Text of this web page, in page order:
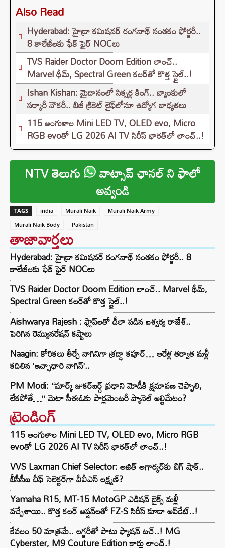
Also Read
Hyderabad: హైడ్రా కమిషనర్ రంగనాథ్ సంతకం ఫోర్జరీ..
8 కాలేజీలకు ఫేక్ ఫైర్ NOCలు
TVS Raider Doctor Doom Edition లాంచ్..
Marvel థీమ్, Spectral Green కలర్‌తో కొత్త స్టైల్..!
Ishan Kishan: మైదానంలో సిక్సర్ల కింగ్.. బ్యాంకులో
సర్కారీ నౌకరీ.. బిజీ క్రికెట్ లైఫ్‌లోనూ ఉద్యోగ బాధ్యతలు
115 అంగుళాల Mini LED TV, OLED evo, Micro
RGB evoతో LG 2026 AI TV సిరీస్ భారత్‌లో లాంచ్..!
NTV తెలుగు వాట్సాప్ ఛానల్ ని ఫాలో
అవ్వండి
TAGS india Murali Naik
Murali Naik Army
Murali Naik Body
Pakistan
తాజావార్తలు
Hyderabad: హైడ్రా కమిషనర్ రంగనాథ్ సంతకం ఫోర్జరీ.. 8
కాలేజీలకు ఫేక్ ఫైర్ NOCలు
TVS Raider Doctor Doom Edition లాంచ్.. Marvel థీమ్,
Spectral Green కలర్‌తో కొత్త స్టైల్..!
Aishwarya Rajesh : ఫ్లాప్‌లతో డీలా పడిన ఐశ్వర్య రాజేశ్..
పెరిగిన రెమ్యునరేషన్‌ కష్టాలు
Naagin: కోరికలు తీర్చే నాగినిగా శ్రద్ధా కపూర్… ఆరేళ్ల తర్వాత మళ్లీ
కదిలిన ‘ఇచ్ఛాధారి నాగిన్’..
PM Modi: “మార్క్ జుకర్‌బర్గ్ ప్రధాని మోడీకి క్షమాపణ చెప్పాలి,
లేకపోతే…” మెటా సీఈఓకు పార్లమెంటరీ ప్యానెల్ అల్టిమేటం?
ట్రెండింగ్‌
115 అంగుళాల Mini LED TV, OLED evo, Micro RGB
evoతో LG 2026 AI TV సిరీస్ భారత్‌లో లాంచ్..!
VVS Laxman Chief Selector: అజిత్ అగార్కర్‌కు బిగ్ షాక్..
బీసీసీఐ చీఫ్ సెలెక్టర్‌గా వీవీఎస్ లక్ష్మణ్?
Yamaha R15, MT-15 MotoGP ఎడిషన్ బైక్స్ మళ్లీ
వచ్చేశాయి.. కొత్త కలర్ ఆప్షన్‌లతో FZ-S సిరీస్ కూడా అప్‌డేట్..!
కేవలం 50 మాత్రమే.. లగ్జరీతో పాటు ఫ్యాషన్ టచ్..! MG
Cyberster, M9 Couture Edition కార్లు లాంచ్.!